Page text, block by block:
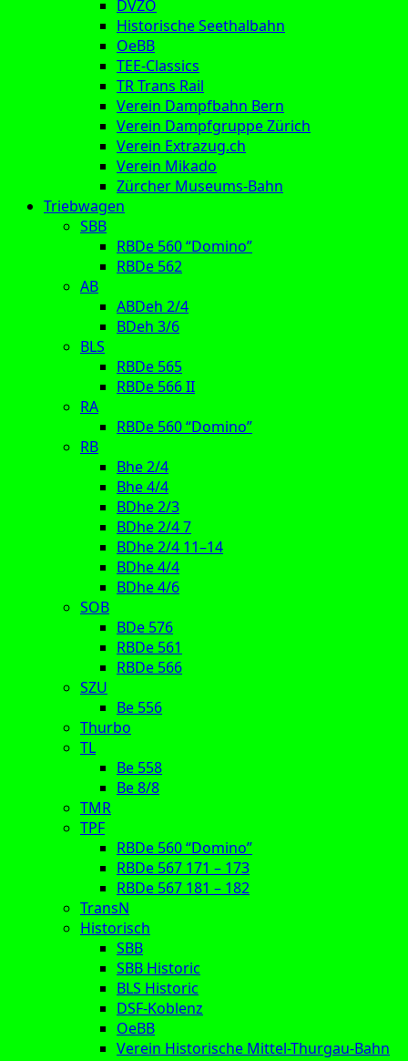
DVZO
Historische Seethalbahn
OeBB
TEE-Classics
TR Trans Rail
Verein Dampfbahn Bern
Verein Dampfgruppe Zürich
Verein Extrazug.ch
Verein Mikado
Zürcher Museums-Bahn
Triebwagen
SBB
RBDe 560 “Domino”
RBDe 562
AB
ABDeh 2/4
BDeh 3/6
BLS
RBDe 565
RBDe 566 II
RA
RBDe 560 “Domino”
RB
Bhe 2/4
Bhe 4/4
BDhe 2/3
BDhe 2/4 7
BDhe 2/4 11–14
BDhe 4/4
BDhe 4/6
SOB
BDe 576
RBDe 561
RBDe 566
SZU
Be 556
Thurbo
TL
Be 558
Be 8/8
TMR
TPF
RBDe 560 “Domino”
RBDe 567 171 – 173
RBDe 567 181 – 182
TransN
Historisch
SBB
SBB Historic
BLS Historic
DSF-Koblenz
OeBB
Verein Historische Mittel-Thurgau-Bahn